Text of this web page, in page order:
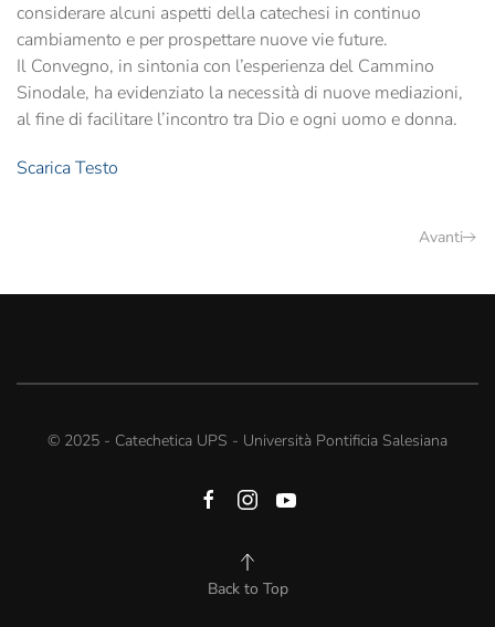
considerare alcuni aspetti della catechesi in continuo
cambiamento e per prospettare nuove vie future.
Il Convegno, in sintonia con l’esperienza del Cammino
Sinodale, ha evidenziato la necessità di nuove mediazioni,
al fine di facilitare l’incontro tra Dio e ogni uomo e donna.
Scarica Testo
Avanti
© 2025 - Catechetica UPS - Università Pontificia Salesiana
Back to Top